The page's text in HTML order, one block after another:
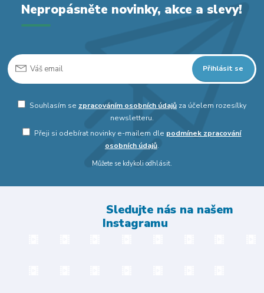
Nepropásněte novinky, akce a slevy!
Přihlásit se
Souhlasím se zpracováním osobních údajůza účelem rozesílky
newsletteru.
Přeji si odebírat novinky e-mailem dle podmínek zpracování
osobních údajů.
Můžete se kdykoli odhlásit.
Sledujte nás na našem
Instagramu